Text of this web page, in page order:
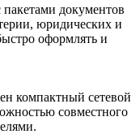
пакетами документов
юридических и
оформлять и
компактный сетевой
совместного